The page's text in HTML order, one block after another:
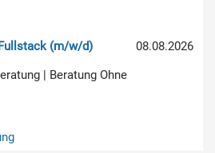
08.08.2026
(m/w/d)
| Beratung Ohne